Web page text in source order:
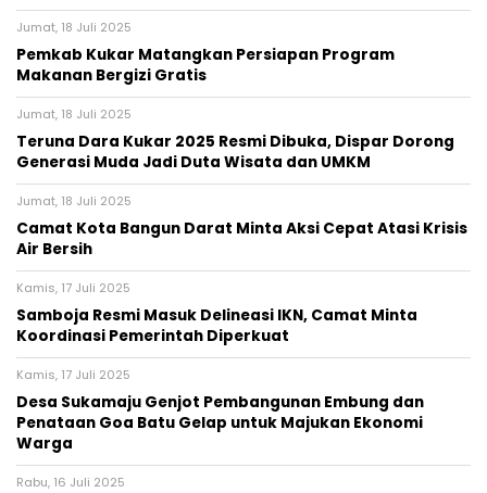
Jumat, 18 Juli 2025
Pemkab Kukar Matangkan Persiapan Program
Makanan Bergizi Gratis
Jumat, 18 Juli 2025
Teruna Dara Kukar 2025 Resmi Dibuka, Dispar Dorong
Generasi Muda Jadi Duta Wisata dan UMKM
Jumat, 18 Juli 2025
Camat Kota Bangun Darat Minta Aksi Cepat Atasi Krisis
Air Bersih
Kamis, 17 Juli 2025
Samboja Resmi Masuk Delineasi IKN, Camat Minta
Koordinasi Pemerintah Diperkuat
Kamis, 17 Juli 2025
Desa Sukamaju Genjot Pembangunan Embung dan
Penataan Goa Batu Gelap untuk Majukan Ekonomi
Warga
Rabu, 16 Juli 2025